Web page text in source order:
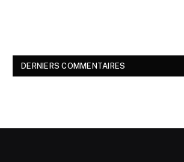
DERNIERS COMMENTAIRES